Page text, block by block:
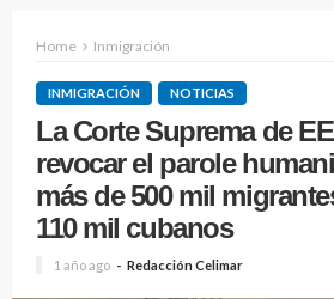
Home Inmigración
INMIGRACIÓN NOTICIAS
La Corte Suprema de
revocar el parole
más de 500 mil
110 mil cubanos
1 año ago Redacción Celimar